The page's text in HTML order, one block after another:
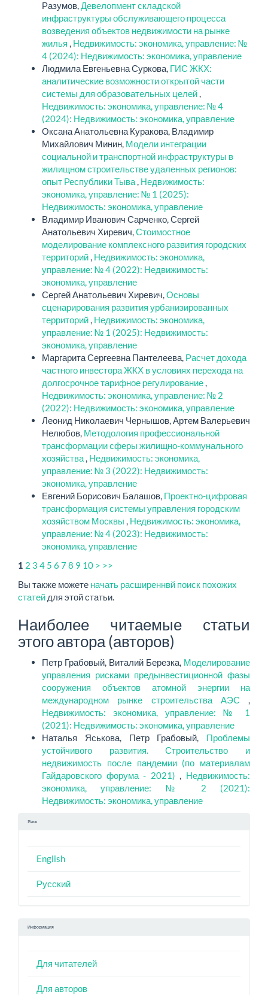
Разумов,Девелопмент складской
инфраструктуры обслуживающего процесса
возведения объектов недвижимости на рынке
жилья , Недвижимость: экономика, управление: №
4 (2024): Недвижимость: экономика, управление
Людмила Евгеньевна Суркова, ГИС ЖКХ:
аналитические возможности открытой части
системы для образовательных целей,
Недвижимость: экономика, управление: № 4
(2024): Недвижимость: экономика, управление
Оксана Анатольевна Куракова, Владимир
Михайлович Минин, Модели интеграции
социальной и транспортной инфраструктуры в
жилищном строительстве удаленных регионов:
опыт Республики Тыва, Недвижимость:
экономика, управление: № 1 (2025):
Недвижимость: экономика, управление
Владимир Иванович Сарченко, Сергей
Анатольевич Хиревич,Стоимостное
моделирование комплексного развития городских
территорий, Недвижимость: экономика,
управление: № 4 (2022): Недвижимость:
экономика, управление
Сергей Анатольевич Хиревич,Основы
сценарирования развития урбанизированных
территорий, Недвижимость: экономика,
управление: № 1 (2025): Недвижимость:
экономика, управление
Маргарита Сергеевна Пантелеева, Расчет дохода
частного инвестора ЖКХ в условиях перехода на
долгосрочное тарифное регулирование,
Недвижимость: экономика, управление: № 2
(2022): Недвижимость: экономика, управление
Леонид Николаевич Чернышов, Артем Валерьевич
Нелюбов, Методология профессиональной
трансформации сферы жилищно-коммунального
хозяйства, Недвижимость: экономика,
управление: № 3 (2022): Недвижимость:
экономика, управление
Евгений Борисович Балашов, Проектно-цифровая
трансформация системы управления городским
хозяйством Москвы , Недвижимость: экономика,
управление: № 4 (2023): Недвижимость:
экономика, управление
1 2 3 4 5 6 78 9 10 > >>
Вы также можете начать расширеннвй поиск похожих
статей для этой статьи.
Наиболее читаемые статьи
этого автора (авторов)
Петр Грабовый, Виталий Березка, Моделирование
управления рисками предынвестиционной фазы
сооружения объектов атомной энергии на
международном рынке строительства АЭС ,
Недвижимость: экономика, управление: № 1
(2021): Недвижимость: экономика, управление
Наталья Яськова, Петр Грабовый, Проблемы
устойчивого развития. Строительство и
недвижимость после пандемии (по материалам
Гайдаровского форума - 2021), Недвижимость:
экономика, управление: № 2 (2021):
Недвижимость: экономика, управление
Язык
English
Русский
Информация
Для читателей
Для авторов